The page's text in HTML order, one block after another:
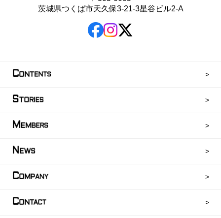
茨城県つくば市天久保3-21-3星谷ビル2-A
CONTENTS
STORIES
M EMBERS
N EWS
COMPANY
CONTACT